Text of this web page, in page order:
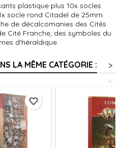
plastique plus 10x socles
socle rond Citadel de 25mm.
de décalcomanies des Cités
Cité Franche, des symboles du
d'héraldique.
LA MÊME CATÉGORIE :
>
<
favorite_border